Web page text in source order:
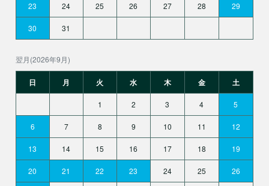
23 24 25 26 27 28 29
30 31
翌月(2026年9月)
日 月 火 水 木 金 土
1 2 3 4 5
6 7 8 9 10 11 12
13 14 15 16 17 18 19
20 21 22 23 24 25 26